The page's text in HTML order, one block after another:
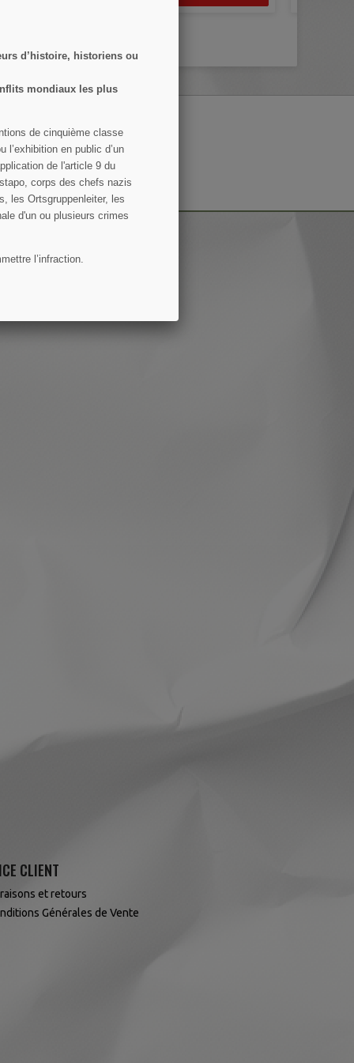
S’ABONNER
conditions d'utilisation du site.
CLIENT
et retours
Générales de Vente
d’histoire, historiens ou
mondiaux les plus
de cinquième classe
en public d’un
de l'article 9 du
corps des chefs nazis
les Ortsgruppenleiter, les
d'un ou plusieurs crimes
l’infraction.